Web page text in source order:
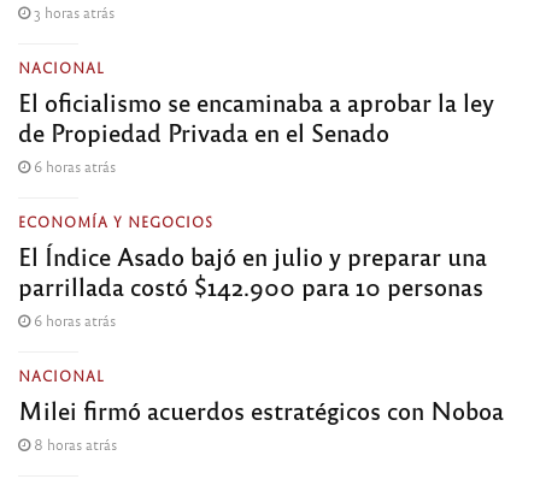
3 horas atrás
NACIONAL
El oficialismo se encaminaba a aprobar la ley
de Propiedad Privada en el Senado
6 horas atrás
ECONOMÍA Y NEGOCIOS
El Índice Asado bajó en julio y preparar una
parrillada costó $142.900 para 10 personas
6 horas atrás
NACIONAL
Milei firmó acuerdos estratégicos con Noboa
8 horas atrás